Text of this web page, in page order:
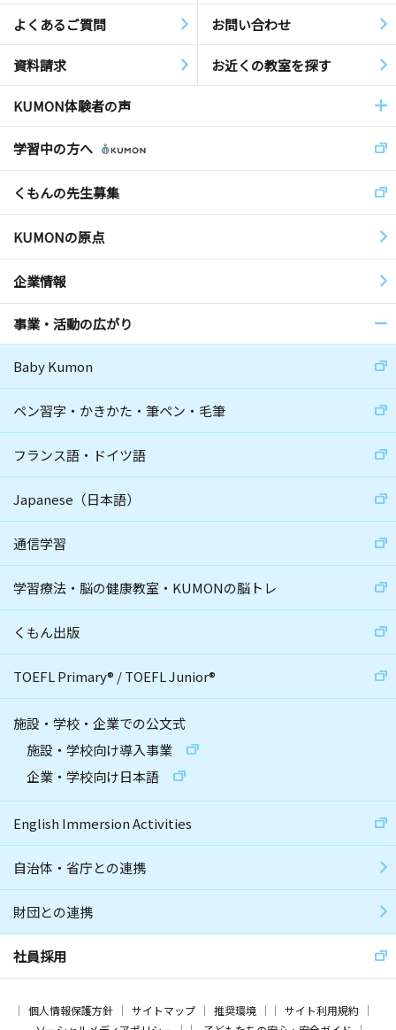
よくあるご質問 お問い合わせ
資料請求 お近くの教室を探す
KUMON体験者の声
学習中の方へ
くもんの先生募集
KUMONの原点
企業情報
事業・活動の広がり
Baby Kumon
ペン習字・かきかた・筆ペン・毛筆
フランス語・ドイツ語
Japanese（日本語）
通信学習
学習療法・脳の健康教室・KUMONの脳トレ
くもん出版
TOEFL Primary® /TOEFL Junior®
施設・学校・企業での公文式
施設・学校向け導入事業
企業・学校向け日本語
English Immersion Activities
自治体・省庁との連携
財団との連携
社員採用
個人情報保護方針 サイトマップ 推奨環境
サイト利用規約